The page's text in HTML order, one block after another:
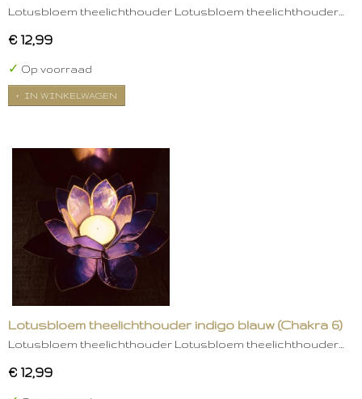
Lotusbloem theelichthouder Lotusbloem theelichthouder…
€ 12,99
✓ Op voorraad
IN WINKELWAGEN
Lotusbloem theelichthouder indigo blauw (Chakra 6)
Lotusbloem theelichthouder Lotusbloem theelichthouder…
€ 12,99